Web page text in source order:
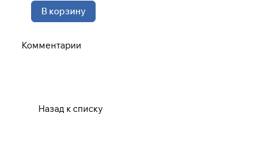
В корзину
Комментарии
Назад к списку